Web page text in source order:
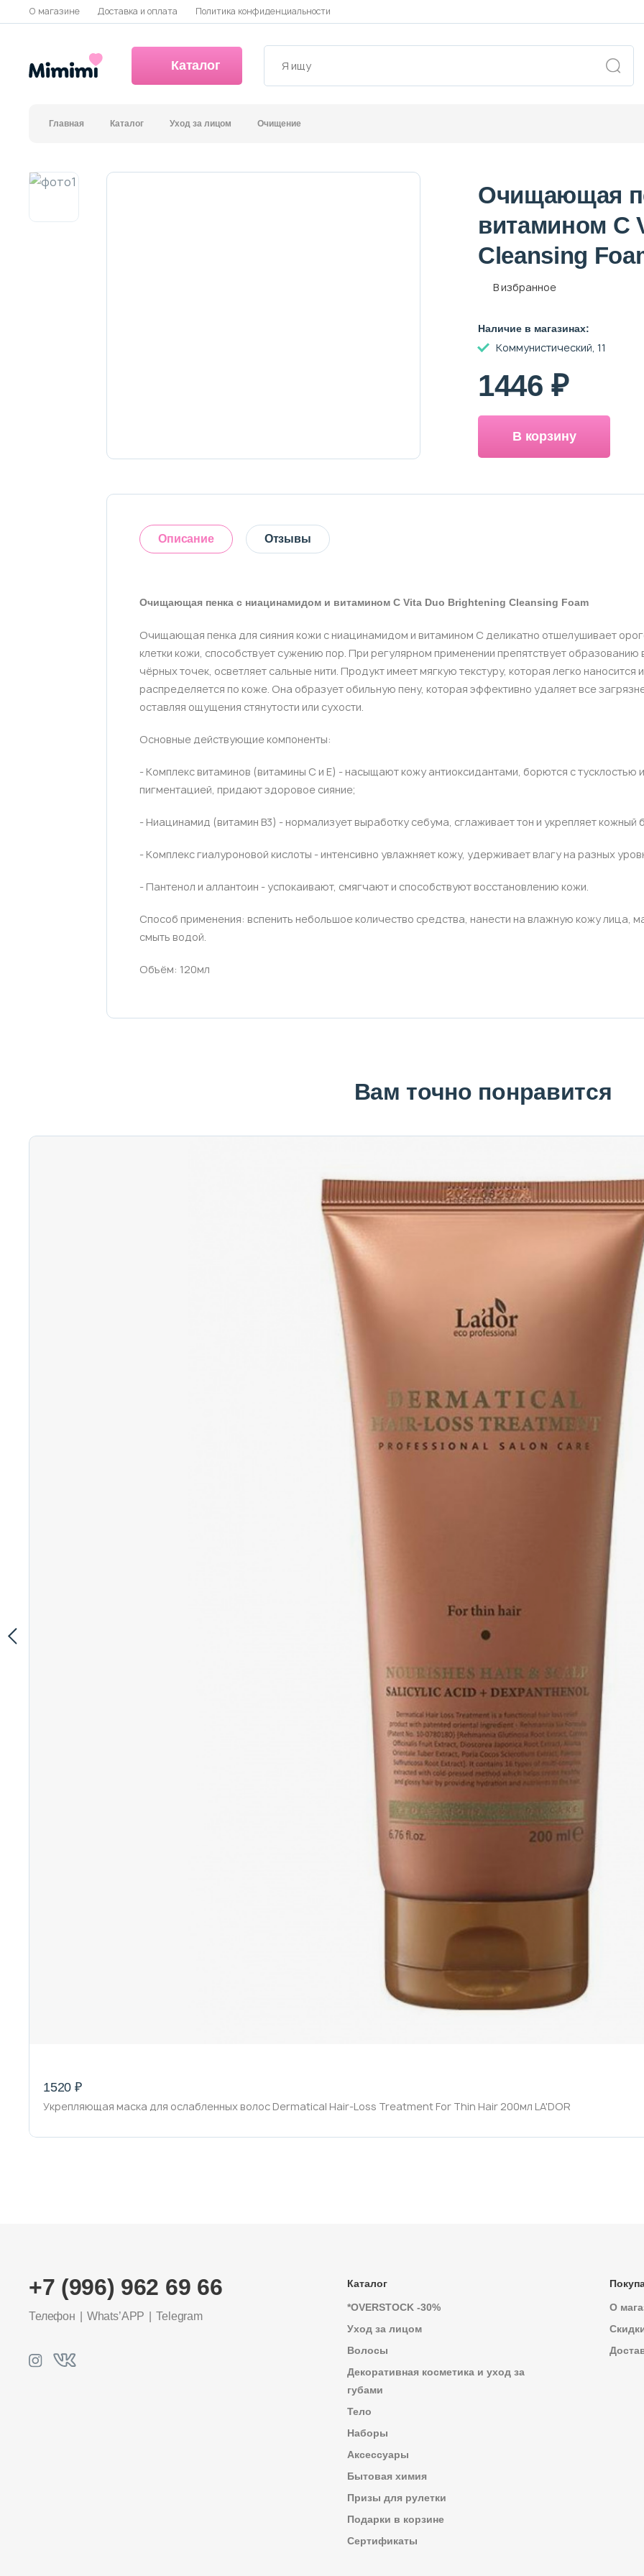
О магазине Доставка и оплата Политика конфиденциальности
Каталог
Главная Каталог Уход за лицом Очищение
Очищающая
витамином С
Cleansing
В избранное
Наличие в магазинах:
Коммунистический, 11
1446 ₽
В корзину
Описание Отзывы
Очищающая пенка с ниацинамидом и витамином С Vita Duo Brightening Cleansing Foam
Очищающая пенка для сияния кожи с ниацинамидом и витамином С деликатно отшелушивает
клетки кожи, способствует сужению пор. При регулярном применении препятствует образованию
чёрных точек, осветляет сальные нити. Продукт имеет мягкую текстуру, которая легко наносится и
распределяется по коже. Она образует обильную пену, которая эффективно удаляет все
оставляя ощущения стянутости или сухости.
Основные действующие компоненты:
- Комплекс витаминов (витамины C и E) - насыщают кожу антиоксидантами, борются с тусклостью и
пигментацией, придают здоровое сияние;
- Ниацинамид (витамин B3) - нормализует выработку себума, сглаживает тон и укрепляет кожный
- Комплекс гиалуроновой кислоты - интенсивно увлажняет кожу, удерживает влагу на разных
- Пантенол и аллантоин - успокаивают, смягчают и способствуют восстановлению кожи.
Способ применения: вспенить небольшое количество средства, нанести на влажную кожу лица,
смыть водой.
Объём: 120мл
Оставить отзыв
Вам точно понравится
1520 ₽
Укрепляющая маска для ослабленных волос Dermatical Hair-Loss Treatment For Thin Hair 200мл LA'DOR
+7 (996) 962 69 66
Телефон Whats’APP Telegram
Каталог
*OVERSTOCK -30%
Уход за лицом
Волосы
Декоративная косметика и уход за
губами
Тело
Наборы
Аксессуары
Бытовая химия
Призы для рулетки
Подарки в корзине
Сертификаты
О